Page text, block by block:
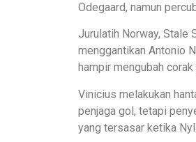
Odegaard, namun
Jurulatih Norway, Stale
menggantikan Antonio
hampir mengubah
Vinicius melakukan
penjaga gol, tetapi
yang tersasar ketika